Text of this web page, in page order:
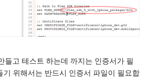
고 테스트 하는데 까지는 인증서가 필
위해서는 반드시 인증서 파일이 필요합